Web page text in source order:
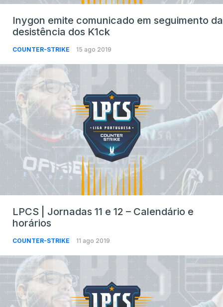
Inygon emite comunicado em seguimento da
desistência dos K1ck
COUNTER-STRIKE 15 ago 2019
LPCS | Jornadas 11 e 12 – Calendário e
horários
COUNTER-STRIKE 11 ago 2019